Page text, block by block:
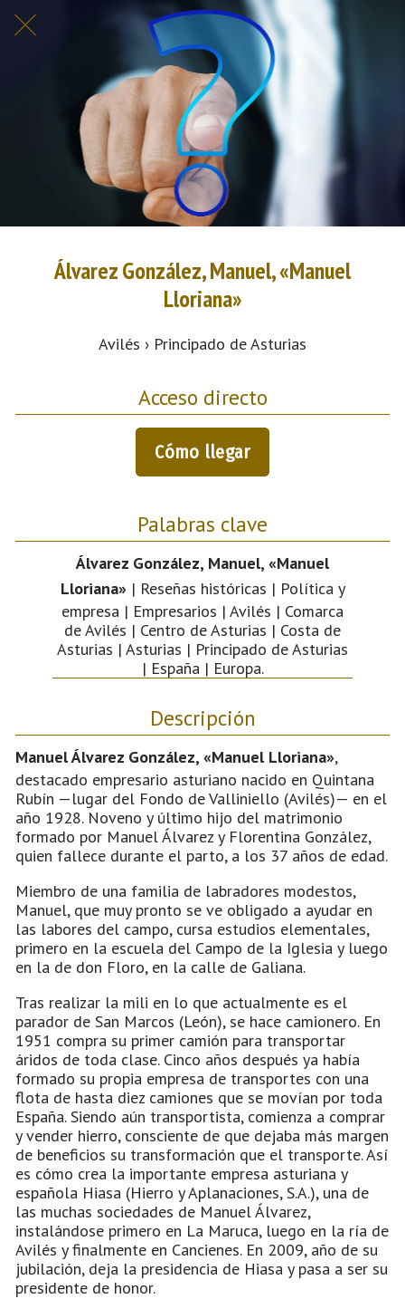
Álvarez González, Manuel, «Manuel
Lloriana»
Avilés › Principado de Asturias
Acceso directo
Cómo llegar
Palabras clave
Álvarez González, Manuel, «Manuel
Lloriana» | Reseñas históricas | Política y
empresa | Empresarios | Avilés | Comarca
de Avilés | Centro de Asturias | Costa de
Asturias | Asturias | Principado de Asturias
| España | Europa.
Descripción
Manuel Álvarez González, «Manuel Lloriana»,
destacado empresario asturiano nacido en Quintana
Rubín —lugar del Fondo de Valliniello (Avilés)— en el
año 1928. Noveno y último hijo del matrimonio
formado por Manuel Álvarez y Florentina González,
quien fallece durante el parto, a los 37 años de edad.
Miembro de una familia de labradores modestos,
Manuel, que muy pronto se ve obligado a ayudar en
las labores del campo, cursa estudios elementales,
primero en la escuela del Campo de la Iglesia y luego
en la de don Floro, en la calle de Galiana.
Tras realizar la mili en lo que actualmente es el
parador de San Marcos (León), se hace camionero. En
1951 compra su primer camión para transportar
áridos de toda clase. Cinco años después ya había
formado su propia empresa de transportes con una
flota de hasta diez camiones que se movían por toda
España. Siendo aún transportista, comienza a comprar
y vender hierro, consciente de que dejaba más margen
de beneficios su transformación que el transporte. Así
es cómo crea la importante empresa asturiana y
española Hiasa (Hierro y Aplanaciones, S.A.), una de
las muchas sociedades de Manuel Álvarez,
instalándose primero en La Maruca, luego en la ría de
Avilés y finalmente en Cancienes. En 2009, año de su
jubilación, deja la presidencia de Hiasa y pasa a ser su
presidente de honor.